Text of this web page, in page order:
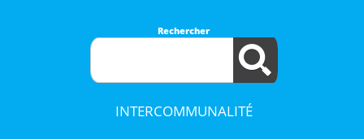
Rechercher
INTERCOMMUNALITÉ